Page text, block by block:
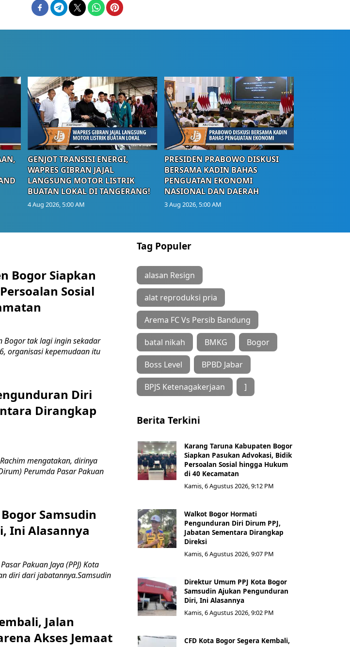
GENJOT TRANSISI ENERGI,
WAPRES GIBRAN JAJAL
LANGSUNG MOTOR LISTRIK
BUATAN LOKAL DI TANGERANG!
4 Aug 2026, 5:00 AM
PRESIDEN PRABOWO DISKUSI
BERSAMA KADIN BAHAS
PENGUATAN EKONOMI
NASIONAL DAN DAERAH
3 Aug 2026, 5:00 AM
Bogor Siapkan
Sosial
Bogor tak lagi ingin sekadar
organisasi kepemudaan itu
Diri
Dirangkap
Rachim mengatakan, dirinya
Perumda Pasar Pakuan
Samsudin
Ini Alasannya
Pakuan Jaya (PPJ) Kota
diri dari jabatannya.Samsudin
Jalan
Akses Jemaat
Tag Populer
alasan Resign
alat reproduksi pria
Arema FC Vs Persib Bandung
batal nikah BMKG Bogor
Boss Level BPBD Jabar
BPJS Ketenagakerjaan ]
Berita Terkini
Karang Taruna Kabupaten Bogor
Siapkan Pasukan Advokasi, Bidik
Persoalan Sosial hingga Hukum
di 40 Kecamatan
Kamis, 6 Agustus 2026, 9:12 PM
Walkot Bogor Hormati
Pengunduran Diri Dirum PPJ,
Jabatan Sementara Dirangkap
Direksi
Kamis, 6 Agustus 2026, 9:07 PM
Direktur Umum PPJ Kota Bogor
Samsudin Ajukan Pengunduran
Diri, Ini Alasannya
Kamis, 6 Agustus 2026, 9:02 PM
CFD Kota Bogor Segera Kembali,